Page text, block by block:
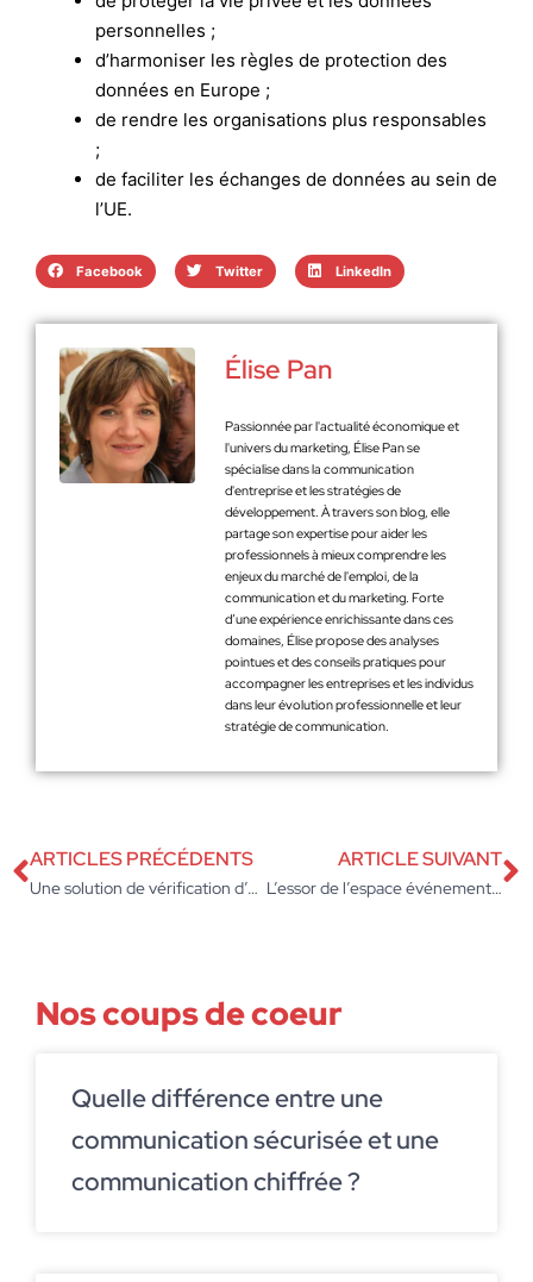
personnelles ;
d’harmoniser les règles de protection des
données en Europe ;
de rendre les organisations plus responsables
;
de faciliter les échanges de données au sein de
l’UE.
Facebook Twitter LinkedIn
Élise Pan
Passionnée par l'actualité économique et
l'univers du marketing, Élise Pan se
spécialise dans la communication
d'entreprise et les stratégies de
développement. À travers son blog, elle
partage son expertise pour aider les
professionnels à mieux comprendre les
enjeux du marché de l'emploi, de la
communication et du marketing. Forte
d’une expérience enrichissante dans ces
domaines, Élise propose des analyses
pointues et des conseils pratiques pour
accompagner les entreprises et les individus
dans leur évolution professionnelle et leur
stratégie de communication.
ARTICLES PRÉCÉDENTS
Une solution de vérification d’e-mails et de numéros de mobile afin d’optimiser vos campagnes marketing
ARTICLE SUIVANT
L’essor de l’espace événementiel : comment créer des expériences inoubliables
Nos coups de coeur
Quelle différence entre une
communication sécurisée et une
communication chiffrée ?